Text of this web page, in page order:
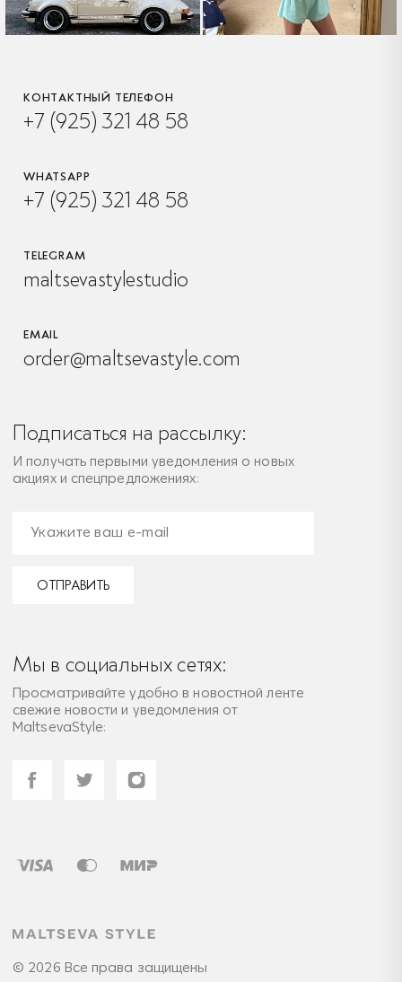
КОНТАКТНЫЙ ТЕЛЕФОН
+7 (925) 321 48 58
WHATSAPP
+7 (925) 321 48 58
TELEGRAM
maltsevastylestudio
EMAIL
order@maltsevastyle.com
Подписаться на рассылку:
И получать первыми уведомления о новых
акциях и спецпредложениях:
ОТПРАВИТЬ
Мы в социальных сетях:
Просматривайте удобно в новостной ленте
свежие новости и уведомления от
MaltsevaStyle:
© 2026 Все права защищены